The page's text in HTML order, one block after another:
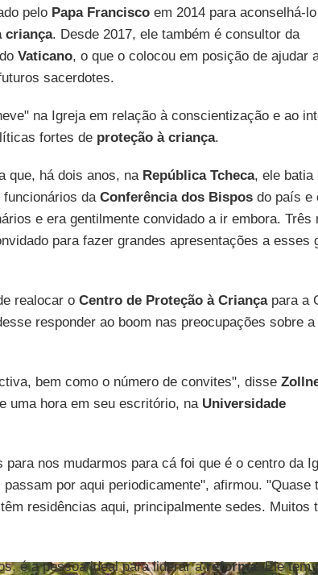
pelo Papa Franciscoem 2014 para aconselhá-
criança. Desde 2017, ele também é consultor da
Vaticano, o que o colocou em posição de ajudar
sacerdotes.
na Igreja em relação à conscientização e ao
fortes de proteção à criança.
que, há dois anos, na República Tcheca, ele batia
da Conferência dos Bisposdo país e
e era gentilmente convidado a ir embora. Três
para fazer grandes apresentações a esses
realocar o Centro de Proteção à Criançapara a
responder ao boom nas preocupações sobre a
bem como o número de convites", disse
uma hora em seu escritório, na Universidade
nos mudarmos para cá foi que é o centro da
por aqui periodicamente", afirmou. "Quase
residências aqui, principalmente sedes. Muitos
é a pessoa ideal para liderar areforma. Ele tem